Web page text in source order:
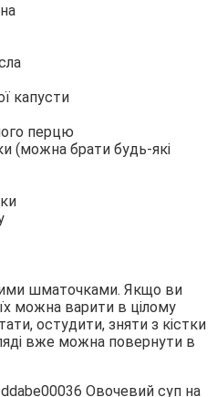
капусти
перцю
(можна брати будь-які
шматочками. Якщо ви
можна варити в цілому
остудити, зняти з кістки
вже можна повернути в